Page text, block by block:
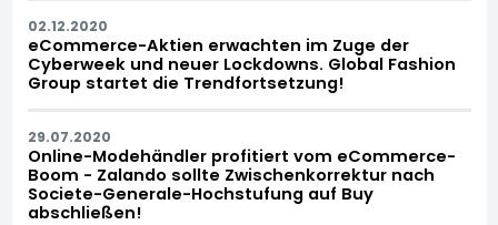
02.12.2020
eCommerce-Aktien erwachten im Zuge der
Cyberweek und neuer Lockdowns. Global Fashion
Group startet die Trendfortsetzung!
29.07.2020
Online-Modehändler profitiert vom eCommerce-
Boom - Zalando sollte Zwischenkorrektur nach
Societe-Generale-Hochstufung auf Buy
abschließen!